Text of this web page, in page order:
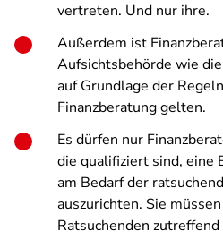
vertreten. Und nur ihre.
Außerdem ist
Aufsichtsbehörde wie
auf Grundlage der
Finanzberatung gelten.
Es dürfen nur
die qualifiziert sind, eine
am Bedarf der
auszurichten. Sie
Ratsuchenden